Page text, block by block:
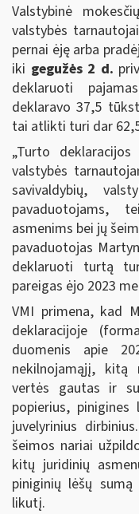
Valstybinė
valstybės
pernai ėję arba
iki gegužės 2 d.
deklaruoti
deklaravo 37,5
tai atlikti turi dar
„Turto
valstybės
savivaldybių,
pavaduotojams,
asmenims bei jų
pavaduotojas
deklaruoti turtą
pareigas ėjo 2023
VMI primena, kad
deklaracijoje
duomenis apie
nekilnojamąjį,
vertės gautas ir
popierius,
juvelyrinius
šeimos nariai
kitų juridinių
piniginių lėšų
likutį.